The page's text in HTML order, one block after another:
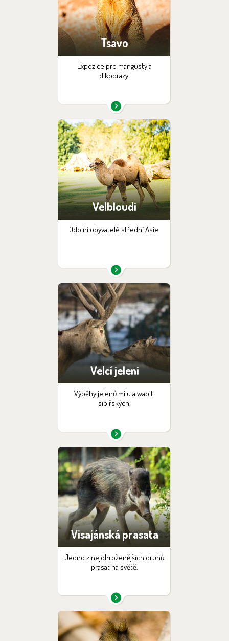
Tsavo
Expozice pro mangusty a
dikobrazy.
Velbloudi
Odolní obyvatelé střední Asie.
Velcí jeleni
Výběhy jelenů milu a wapiti
sibiřských.
Visajánská prasata
Jedno z nejohroženějších druhů
prasat na světě.